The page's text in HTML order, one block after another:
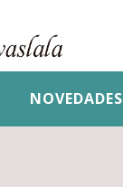
NOVEDADES